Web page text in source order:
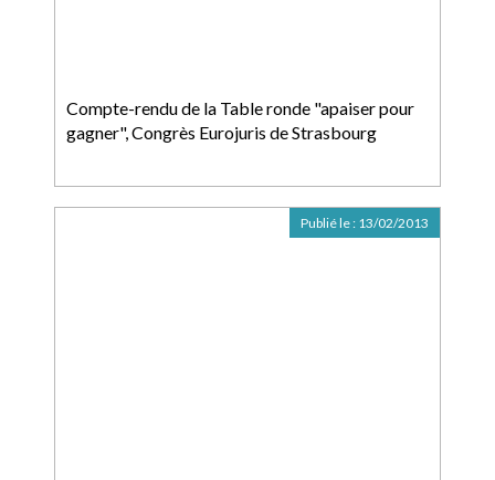
Compte-rendu de la Table ronde "apaiser pour
gagner", Congrès Eurojuris de Strasbourg
Publié le : 13/02/2013